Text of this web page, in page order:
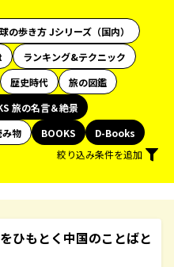
の歩き方 Jシリーズ（国内）
ランキング&テクニック
歴史時代
旅の図鑑
旅の名言＆絶景
み物 BOOKS
D-Books
絞り込み条件を追加
ひもとく中国のことばと